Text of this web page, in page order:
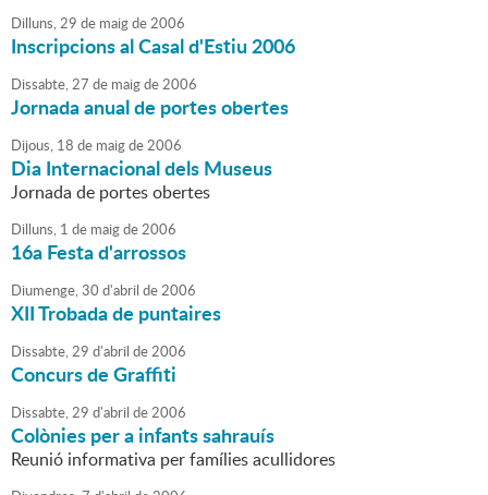
Dilluns,29 de maigde2006
Inscripcions al Casal d'Estiu 2006
Dissabte,27 de maigde2006
Jornada anual de portes obertes
Dijous, 18 de maigde2006
Dia Internacional dels Museus
Jornada de portes obertes
Dilluns, 1 de maigde2006
16a Festa d'arrossos
Diumenge,30 d'abril de2006
XII Trobada de puntaires
Dissabte,29 d'abril de2006
Concurs de Graffiti
Dissabte,29 d'abril de2006
Colònies per a infants sahrauís
Reunió informativa per famílies acullidores